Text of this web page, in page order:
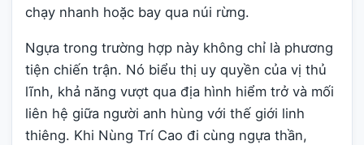
chạy nhanh hoặc bay qua núi rừng.
Ngựa trong trường hợp này không chỉ là phương
tiện chiến trận. Nó biểu thị uy quyền của vị thủ
lĩnh, khả năng vượt qua địa hình hiểm trở và mối
liên hệ giữa người anh hùng với thế giới linh
thiêng. Khi Nùng Trí Cao đi cùng ngựa thần,